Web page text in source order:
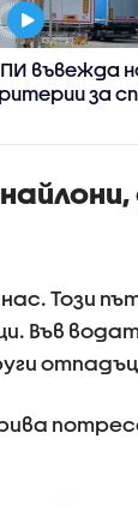
въвежда
за
Този
Във